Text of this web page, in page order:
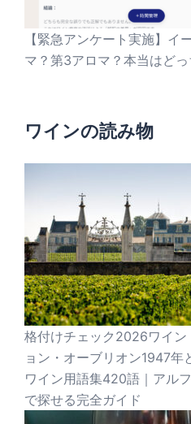
【緊急アンケート実施】イ
マ？第3アロマ？本当はどっ
ワインの読み物
格付けチェック2026ワイ
ョン・オーブリオン1947年
ワイン用語集420語｜アル
で探せる完全ガイド